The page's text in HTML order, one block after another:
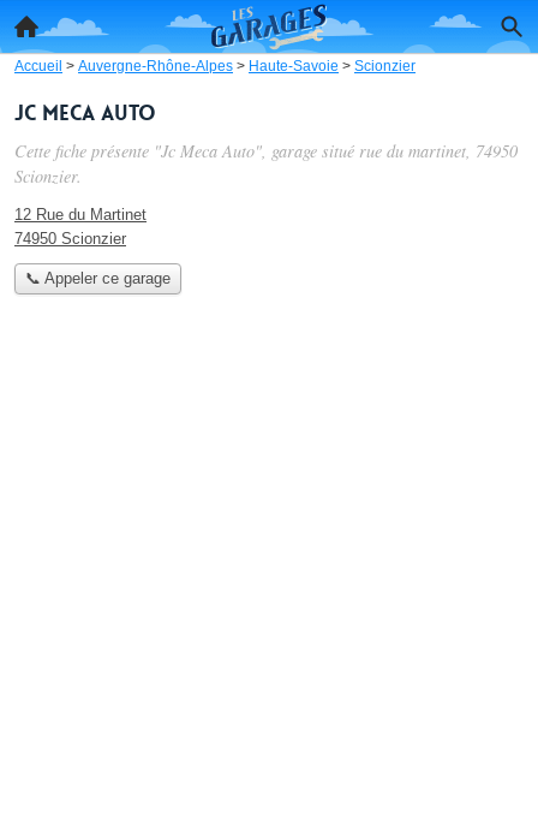
Accueil > Auvergne-Rhône-Alpes > Haute-Savoie > Scionzier
Jc Meca Auto
Cette fiche présente "Jc Meca Auto", garage situé rue du martinet, 74950
Scionzier.
12 Rue du Martinet
74950 Scionzier
📞 Appeler ce garage